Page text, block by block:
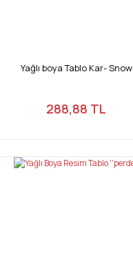
Yağlı boya Tablo Kar- Snow
288,88 TL